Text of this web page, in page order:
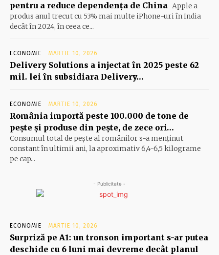
pentru a reduce dependența de China Apple a
produs anul trecut cu 53% mai multe iPhone-uri în India
decât în 2024, în ceea ce...
ECONOMIE MARTIE 10, 2026
Delivery Solutions a injectat în 2025 peste 62
mil. lei în subsidiara Delivery…
ECONOMIE MARTIE 10, 2026
România importă peste 100.000 de tone de
peşte şi produse din peşte, de zece ori…
Consumul total de peşte al ro­mâ­nilor s-a menţinut
constant în ul­timii ani, la aproximativ 6,4-6,5 ki­lograme
pe cap...
- Publicitate -
ECONOMIE MARTIE 10, 2026
Surpriză pe A1: un tronson important s-ar putea
deschide cu 6 luni mai devreme decât planul